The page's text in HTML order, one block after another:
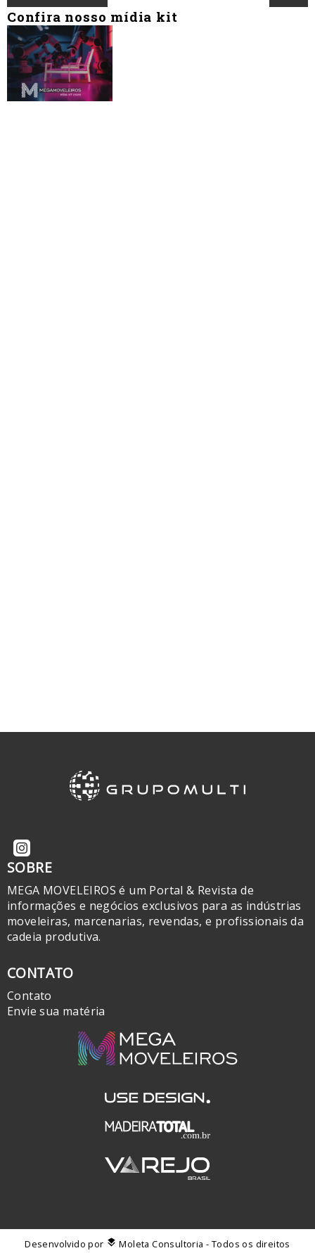
Confira nosso mídia kit
SOBRE
MEGA MOVELEIROS é um Portal & Revista de
informações e negócios exclusivos para as indústrias
moveleiras, marcenarias, revendas, e profissionais da
cadeia produtiva.
CONTATO
Contato
Envie sua matéria
Desenvolvido por Moleta Consultoria - Todos os direitos